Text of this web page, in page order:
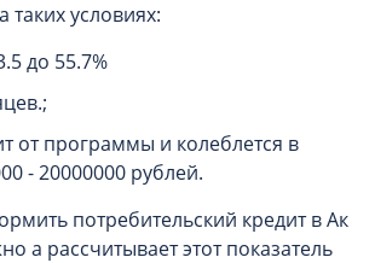
условиях:
до 55.7%
от программы и колеблется в
- 20000000 рублей.
потребительский кредит в Ак
а рассчитывает этот показатель